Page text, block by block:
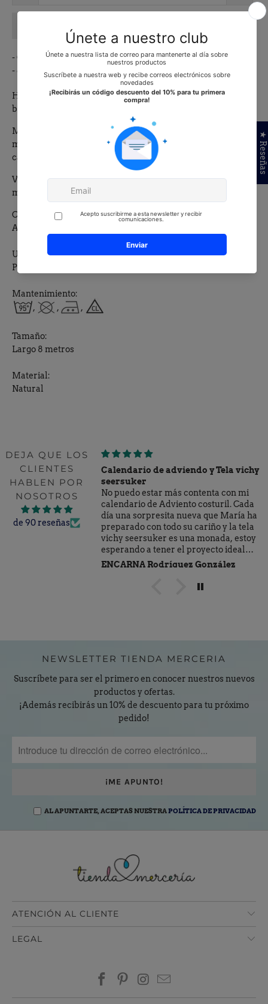
- Gastos de envío gratis a partir de 50€
- 6,20€ de gastos de envío para pedidos inferiores a 50€
Hilo mouliné 100% de algodón mercerizado especial para
bordar y todo tipo de labores.
Mouliné especial Finca 100% algodón mercerizado de la
marca Presencia. Disponible en más de 280 colores y
calibre nº30. Composición: 100% Algodón.
Venta en madejas de 8m. Unidad mínima de compra 1
madeja.
Composición:
Algodón 100%
Uso:
Punto de cruz
Mantenimiento:
,
, ,
Tamaño:
Largo 8 metros
Material:
Natural
DEJA QUE LOS
CLIENTES
HABLEN POR
NOSOTROS
de 90 reseñas
Calendario de adviendo y Tela vichy
seersuker
No puedo estar más contenta con mi
calendario de Adviento costuril. Cada
día una sorpresita nueva que María ha
preparado con todo su cariño y la tela
vichy seersuker es una monada, estoy
esperando a tener el proyecto ideal
para utilizarla (no me da la vida para
Comprar en Tienda Mercería es un
ENCARNA Rodríguez González
NEWSLETTER TIENDA MERCERIA
Suscríbete para ser el primero en conocer nuestros nuevos
productos y ofertas.
¡Además recibirás un 10% de descuento para tu próximo
pedido!
AL APUNTARTE, ACEPTAS NUESTRAPOLÍTICA DE PRIVACIDAD
ATENCIÓN AL CLIENTE
LEGAL
★ Reseñas